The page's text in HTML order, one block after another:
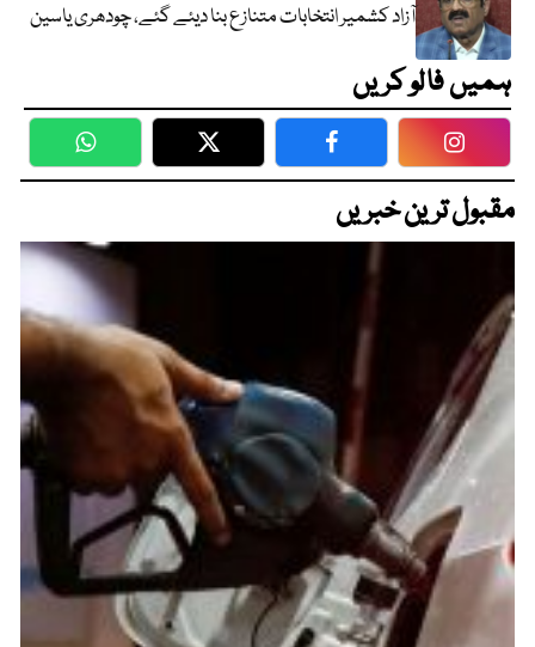
آزاد کشمیر انتخابات متنازع بنا دیئے گئے، چودھری یاسین
ہمیں فالو کریں
WhatsApp Twitter Facebook
مقبول ترین خبریں